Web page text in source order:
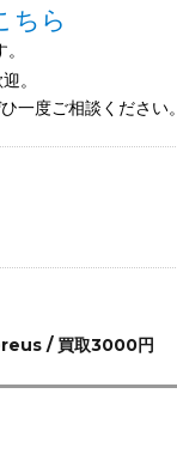
ちら
。
一度ご相談ください。
/ 買取3000円